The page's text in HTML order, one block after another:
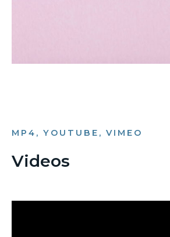
MP4, YOUTUBE, VIMEO
Videos